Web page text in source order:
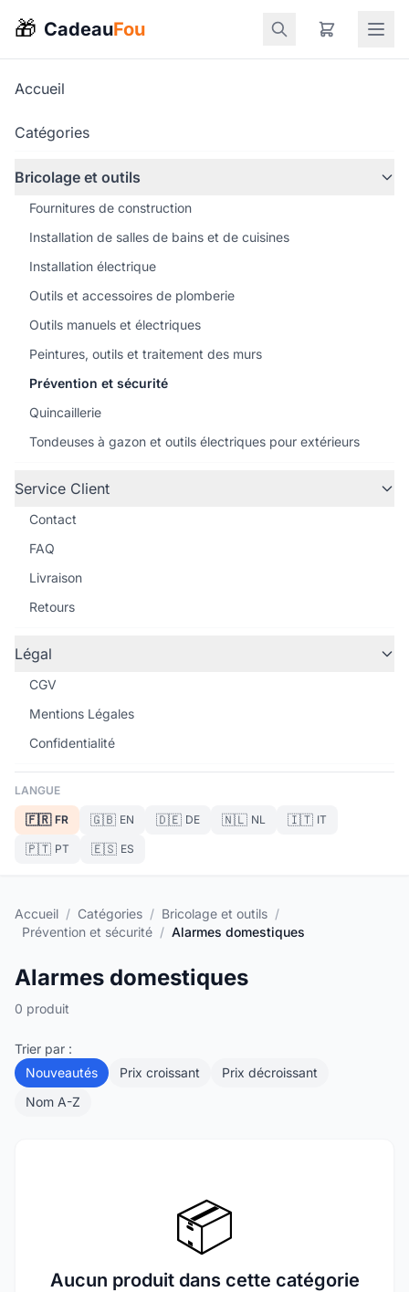
🎁 CadeauFou
Accueil
Catégories
Bricolage et outils
Fournitures de construction
Installation de salles de bains et de cuisines
Installation électrique
Outils et accessoires de plomberie
Outils manuels et électriques
Peintures, outils et traitement des murs
Prévention et sécurité
Quincaillerie
Tondeuses à gazon et outils électriques pour extérieurs
Service Client
Contact
FAQ
Livraison
Retours
Légal
CGV
Mentions Légales
Confidentialité
LANGUE
🇫🇷 FR 🇬🇧 EN 🇩🇪 DE 🇳🇱 NL 🇮🇹 IT
🇵🇹 PT 🇪🇸 ES
Accueil / Catégories / Bricolage et outils /
Prévention et sécurité / Alarmes domestiques
Alarmes domestiques
0 produit
Trier par :
Nouveautés
Prix croissant
Prix décroissant
Nom A-Z
📦
Aucun produit dans cette catégorie